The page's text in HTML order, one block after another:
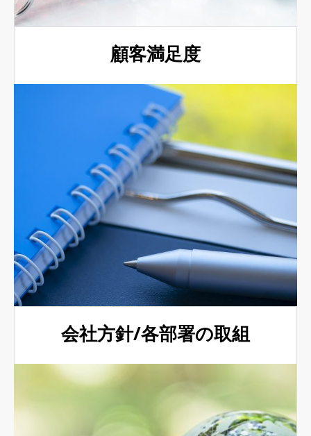
顧客満足度
会社方針/各部署の取組